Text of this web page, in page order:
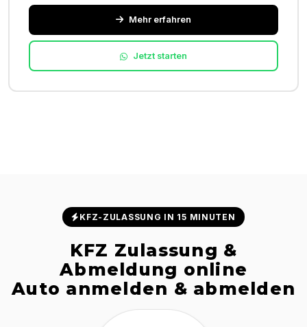
Mehr erfahren
Jetzt starten
KFZ-ZULASSUNG IN 15 MINUTEN
KFZ Zulassung &
Abmeldung online
Auto anmelden & abmelden